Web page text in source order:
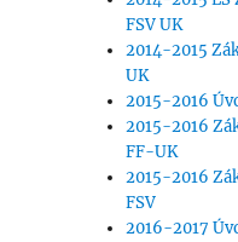
FSV UK
2014-2015
UK
2015-2016
2015-2016
FF-UK
2015-2016
FSV
2016-2017